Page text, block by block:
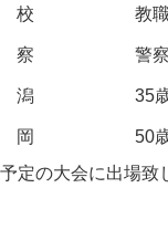
教
警
35
50
定の大会に出場致